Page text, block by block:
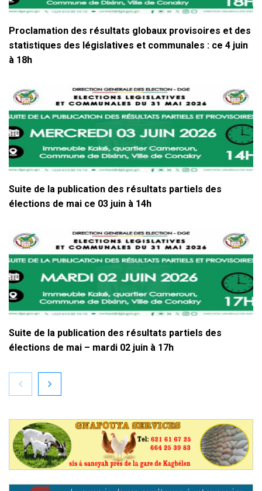
Proclamation des résultats globaux provisoires et des
statistiques des législatives et communales : ce 4 juin
à 18h
Suite de la publication des résultats partiels des
élections de mai ce 03 juin à 14h
Suite de la publication des résultats partiels des
élections de mai – mardi 02 juin à 17h